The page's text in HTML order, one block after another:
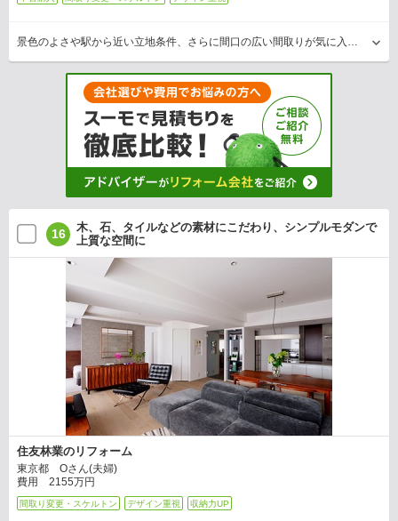
景色のよさや駅から近い立地条件、さらに間口の広い間取りが気に入り、リフォームを前提に中古マンションを購入されたOさん。フルスケルトンリフォームにより、既存の洋室を取り込み、対面式…
16
木、石、タイルなどの素材にこだわり、シンプルモダンで
上質な空間に
住友林業のリフォーム
東京都 Oさん(夫婦)
費用 2155万円
間取り変更・スケルトン デザイン重視 収納力UP